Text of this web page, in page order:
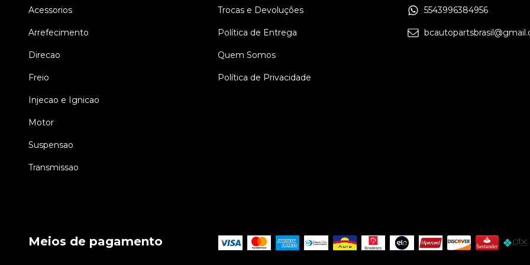
Acessorios
Arrefecimento
Direcao
Freio
Injecao e Ignicao
Motor
Suspensao
Transmissao
Trocas e Devoluções
Política de Entrega
Quem Somos
Política de Privacidade
5543996384956
Meios de pagamento